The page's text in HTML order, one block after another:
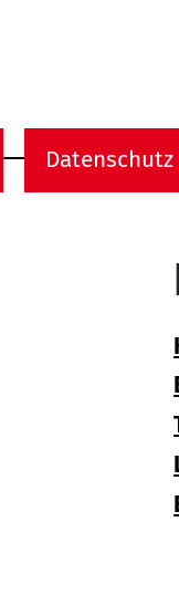
Datenschutz